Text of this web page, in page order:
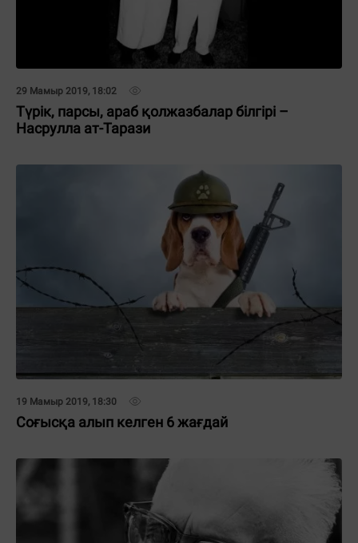
29 Мамыр 2019, 18:02
Түрік, парсы, араб қолжазбалар білгірі –
Насрулла ат-Тарази
19 Мамыр 2019, 18:30
Соғысқа алып келген 6 жағдай